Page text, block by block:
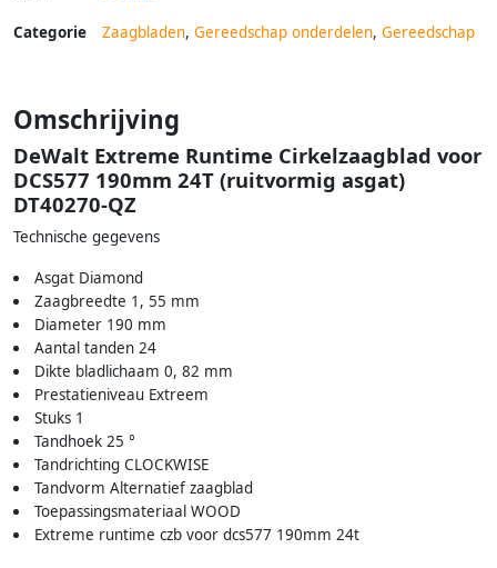
Categorie Zaagbladen, Gereedschap onderdelen, Gereedschap
Omschrijving
DeWalt Extreme Runtime Cirkelzaagblad voor
DCS577 190mm 24T (ruitvormig asgat)
DT40270-QZ
Technische gegevens
Asgat Diamond
Zaagbreedte 1, 55 mm
Diameter 190 mm
Aantal tanden 24
Dikte bladlichaam 0, 82 mm
Prestatieniveau Extreem
Stuks 1
Tandhoek 25 °
Tandrichting CLOCKWISE
Tandvorm Alternatief zaagblad
Toepassingsmateriaal WOOD
Extreme runtime czb voor dcs577 190mm 24t